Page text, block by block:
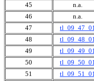
45
n.a.
46
n.a.
47
48
49
50
51